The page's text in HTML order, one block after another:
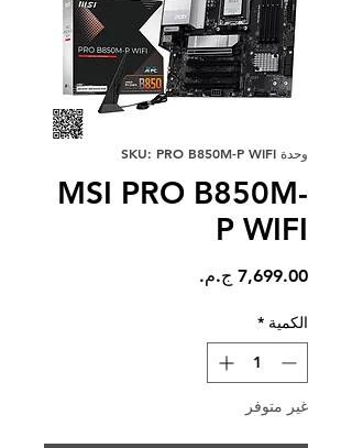
وحدة SKU: PRO B850M-P WIFI
MSI PRO B850M-
P WIFI
الكمية *
غير متوفر